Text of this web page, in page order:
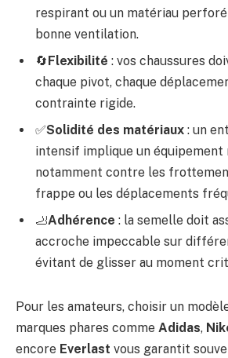
respirant ou un matériau perforé
bonne ventilation.
🔄Flexibilité : vos chaussures
chaque pivot, chaque
contrainte rigide.
✅Solidité des matériaux : un
intensif implique un équipement
notamment contre les
frappe ou les déplacements
🦶Adhérence : la semelle doit
accroche impeccable sur
évitant de glisser au moment
Pour les amateurs, choisir un
marques phares comme Adidas,
encore Everlast vous garantit